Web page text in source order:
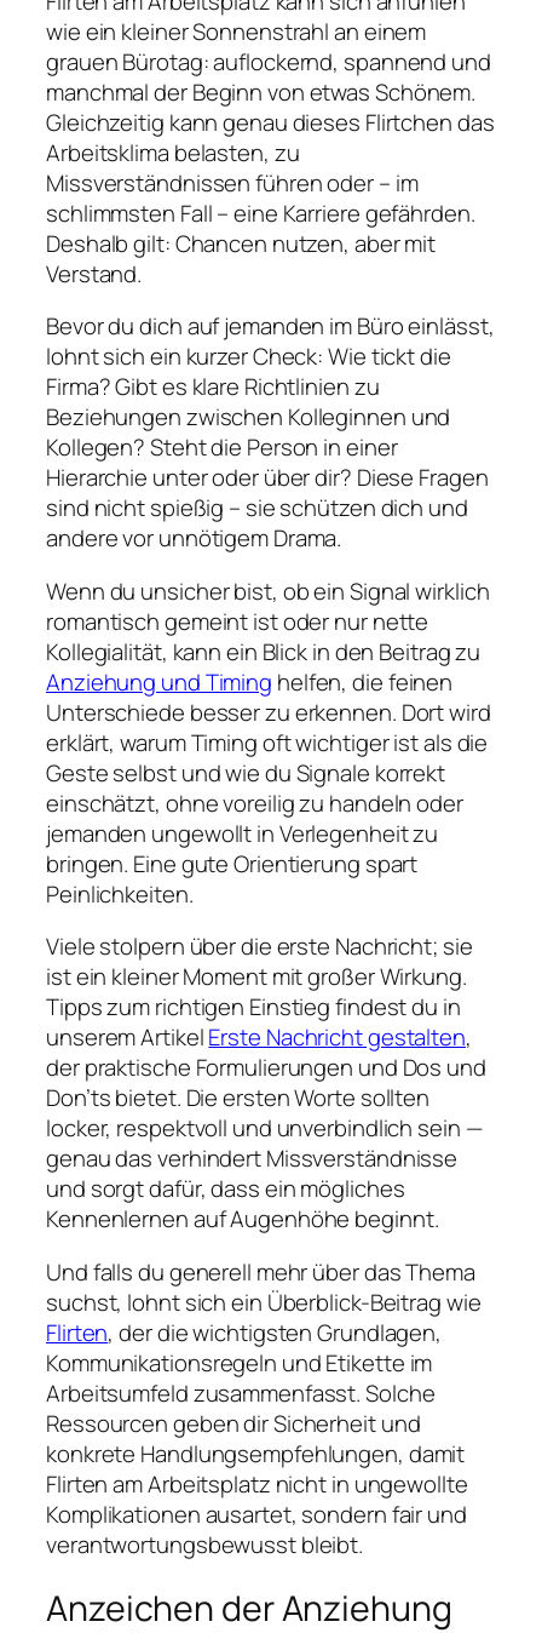
wie ein kleiner Sonnenstrahl an einem
grauen Bürotag: auflockernd, spannend und
manchmal der Beginn von etwas Schönem.
Gleichzeitig kann genau dieses Flirtchen das
Arbeitsklima belasten, zu
Missverständnissen führen oder – im
schlimmsten Fall – eine Karriere gefährden.
Deshalb gilt: Chancen nutzen, aber mit
Verstand.
Bevor du dich auf jemanden im Büro einlässt,
lohnt sich ein kurzer Check: Wie tickt die
Firma? Gibt es klare Richtlinien zu
Beziehungen zwischen Kolleginnen und
Kollegen? Steht die Person in einer
Hierarchie unter oder über dir? Diese Fragen
sind nicht spießig – sie schützen dich und
andere vor unnötigem Drama.
Wenn du unsicher bist, ob ein Signal wirklich
romantisch gemeint ist oder nur nette
Kollegialität, kann ein Blick in den Beitrag zu
Anziehung und Timing helfen, die feinen
Unterschiede besser zu erkennen. Dort wird
erklärt, warum Timing oft wichtiger ist als die
Geste selbst und wie du Signale korrekt
einschätzt, ohne voreilig zu handeln oder
jemanden ungewollt in Verlegenheit zu
bringen. Eine gute Orientierung spart
Peinlichkeiten.
Viele stolpern über die erste Nachricht; sie
ist ein kleiner Moment mit großer Wirkung.
Tipps zum richtigen Einstieg findest du in
unserem ArtikelErste Nachricht gestalten,
der praktische Formulierungen und Dos und
Don’ts bietet. Die ersten Worte sollten
locker, respektvoll und unverbindlich sein —
genau das verhindert Missverständnisse
und sorgt dafür, dass ein mögliches
Kennenlernen auf Augenhöhe beginnt.
Und falls du generell mehr über das Thema
suchst, lohnt sich ein Überblick-Beitrag wie
Flirten, der die wichtigsten Grundlagen,
Kommunikationsregeln und Etikette im
Arbeitsumfeld zusammenfasst. Solche
Ressourcen geben dir Sicherheit und
konkrete Handlungsempfehlungen, damit
Flirten am Arbeitsplatz nicht in ungewollte
Komplikationen ausartet, sondern fair und
verantwortungsbewusst bleibt.
Anzeichen der Anziehung